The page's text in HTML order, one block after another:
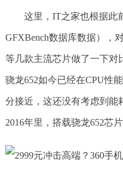
这里，IT之家也根据此
GFXBench数据库数据），
等几款主流芯片做了一下对
骁龙652如今已经在CPU性
分接近，这还没有考虑到能
2016年里，搭载骁龙652芯